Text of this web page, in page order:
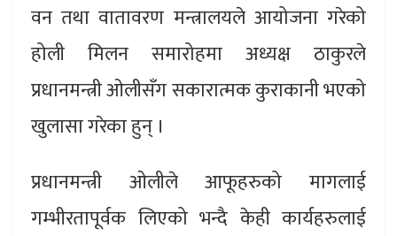
वन तथा वातावरण मन्त्रालयले आयोजना गरेको
होली मिलन समारोहमा अध्यक्ष ठाकुरले
प्रधानमन्त्री ओलीसँग सकारात्मक कुराकानी भएको
खुलासा गरेका हुन् ।
प्रधानमन्त्री ओलीले आफूहरुको मागलाई
गम्भीरतापूर्वक लिएको भन्दै केही कार्यहरुलाई